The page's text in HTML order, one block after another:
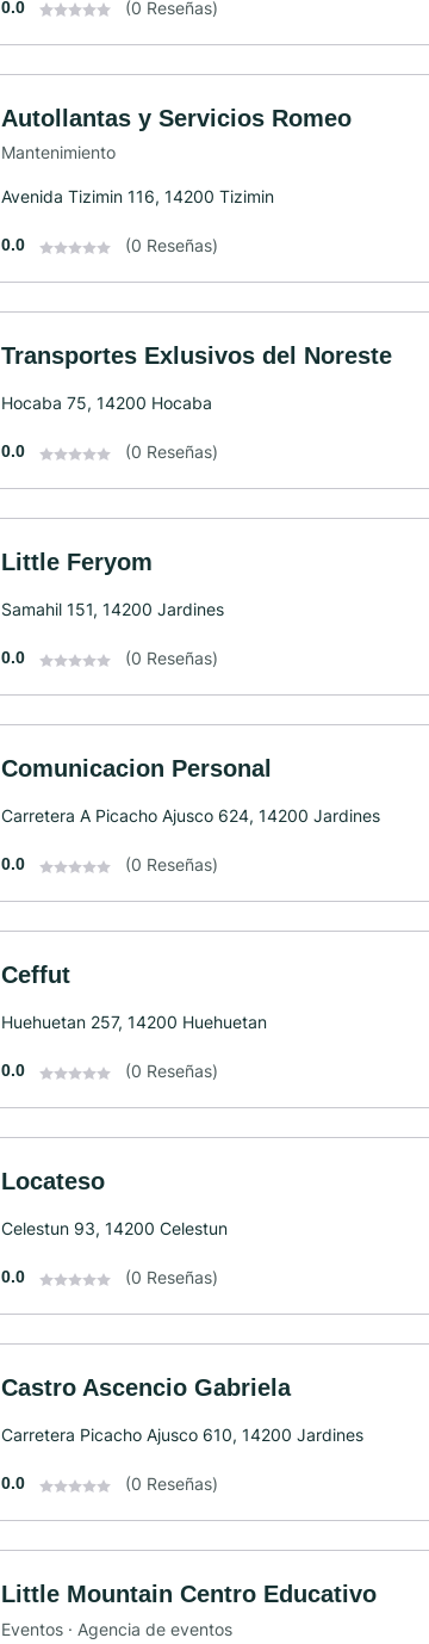
0.0 (0 Reseñas)
Autollantas y Servicios Romeo
Mantenimiento
Avenida Tizimin 116, 14200 Tizimin
0.0 (0 Reseñas)
Transportes Exlusivos del Noreste
Hocaba 75, 14200 Hocaba
0.0 (0 Reseñas)
Little Feryom
Samahil 151, 14200 Jardines
0.0 (0 Reseñas)
Comunicacion Personal
Carretera A Picacho Ajusco 624, 14200 Jardines
0.0 (0 Reseñas)
Ceffut
Huehuetan 257, 14200 Huehuetan
0.0 (0 Reseñas)
Locateso
Celestun 93, 14200 Celestun
0.0 (0 Reseñas)
Castro Ascencio Gabriela
Carretera Picacho Ajusco 610, 14200 Jardines
0.0 (0 Reseñas)
Little Mountain Centro Educativo
Eventos · Agencia de eventos